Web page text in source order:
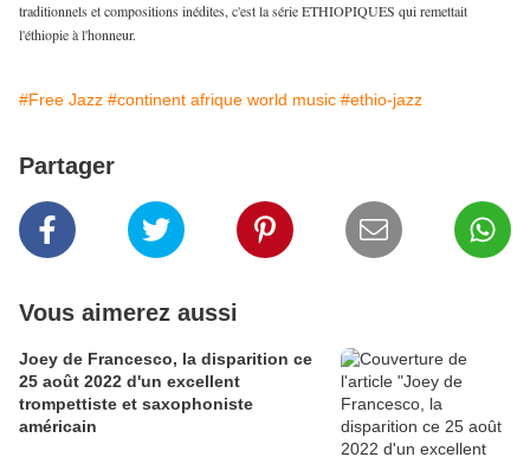
traditionnels et compositions inédites, c'est la série ETHIOPIQUES qui remettait
l'éthiopie à l'honneur.
#Free Jazz #continent afrique world music #ethio-jazz
Partager
Vous aimerez aussi
Joey de Francesco, la disparition ce
25 août 2022 d'un excellent
trompettiste et saxophoniste
américain